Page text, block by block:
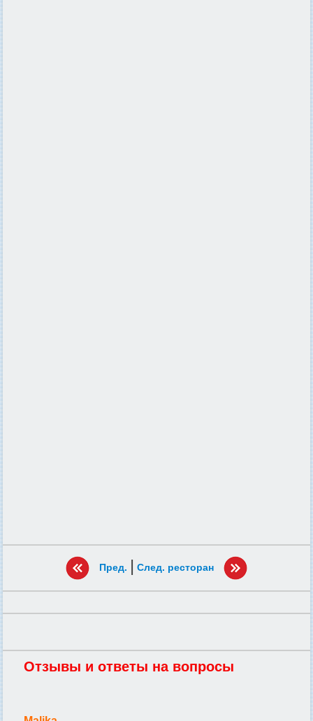
Пред. | След. ресторан
Отзывы и ответы на вопросы